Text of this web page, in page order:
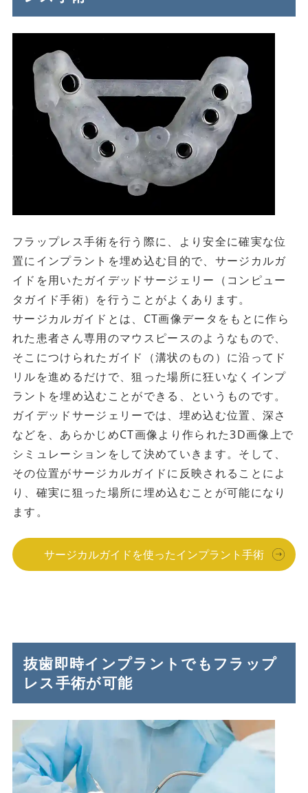
フラップレス手術を行う際に、より安全に確実な位
置にインプラントを埋め込む目的で、サージカルガ
イドを用いたガイデッドサージェリー（コンピュー
タガイド手術）を行うことがよくあります。
サージカルガイドとは、CT画像データをもとに作ら
れた患者さん専用のマウスピースのようなもので、
そこにつけられたガイド（溝状のもの）に沿ってド
リルを進めるだけで、狙った場所に狂いなくインプ
ラントを埋め込むことができる、というものです。
ガイデッドサージェリーでは、埋め込む位置、深さ
などを、あらかじめCT画像より作られた3D画像上で
シミュレーションをして決めていきます。そして、
その位置がサージカルガイドに反映されることによ
り、確実に狙った場所に埋め込むことが可能になり
ます。
サージカルガイドを使ったインプラント手術
抜歯即時インプラントでもフラップ
レス手術が可能